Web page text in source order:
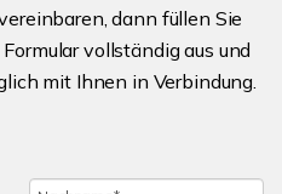
dann füllen Sie
vollständig aus und
mit Ihnen in Verbindung.